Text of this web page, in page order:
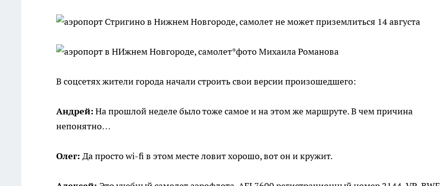
*фото Михаила Романова
В соцсетях жители города начали строить свои версии произошедшего:
Андрей: На прошлой неделе было тоже самое и на этом же маршруте. В чем причина
непонятно…
Олег: Да просто wi-fi в этом месте ловит хорошо, вот он и кружит.